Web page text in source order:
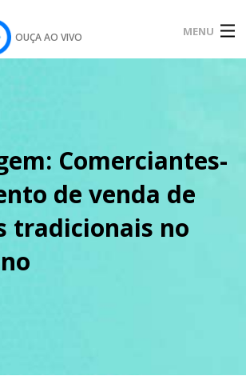
OUÇA AO VIVO MENU
Comerciantes-
de venda de
tradicionais no